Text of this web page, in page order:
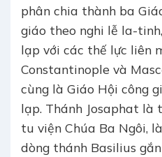
phân chia thành ba
giáo theo nghi lễ la-
lạp với các thế lực liên
Constantinople và
cùng là Giáo Hội công
lạp. Thánh Josaphat là
tu viện Chúa Ba Ngôi,
dòng thánh Basilius